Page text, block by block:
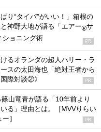
り“タイパ”がいい！」箱根の
神野大地が語る「エアー®サ
ショニング術 PR
るオランダの超人ハリー・ラ
スの太田海也「絶対王者から
際対談②》
PR
山竜青が語る「10年前より
る」理由とは。［MVVりらい
］
PR